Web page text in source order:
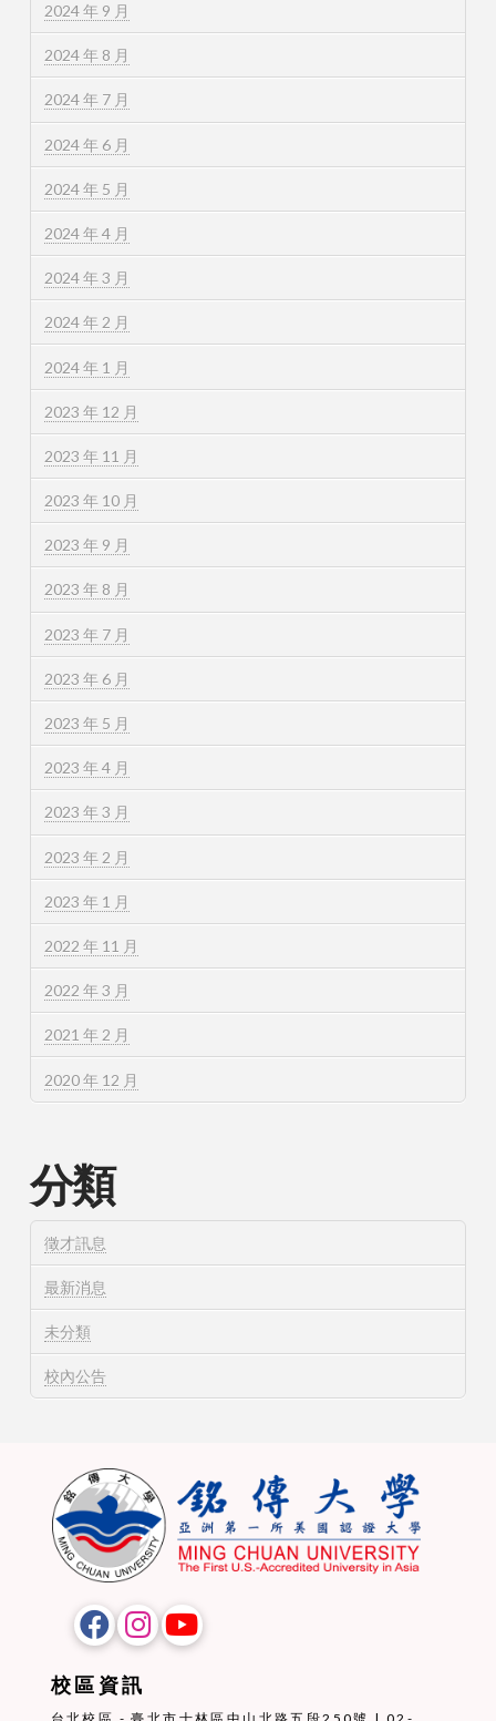
2024 年 9 月
2024 年 8 月
2024 年 7 月
2024 年 6 月
2024 年 5 月
2024 年 4 月
2024 年 3 月
2024 年 2 月
2024 年 1 月
2023 年 12 月
2023 年 11 月
2023 年 10 月
2023 年 9 月
2023 年 8 月
2023 年 7 月
2023 年 6 月
2023 年 5 月
2023 年 4 月
2023 年 3 月
2023 年 2 月
2023 年 1 月
2022 年 11 月
2022 年 3 月
2021 年 2 月
2020 年 12 月
分類
徵才訊息
最新消息
未分類
校內公告
校區資訊